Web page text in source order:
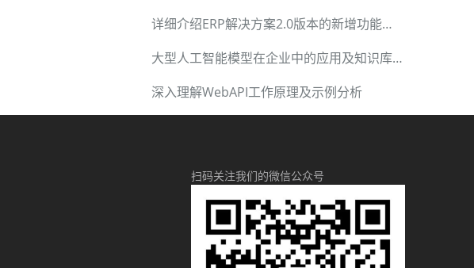
详细介绍ERP解决方案2.0版本的新增功能和优化
大型人工智能模型在企业中的应用及知识库融合策略
深入理解WebAPI工作原理及示例分析
扫码关注我们的微信公众号